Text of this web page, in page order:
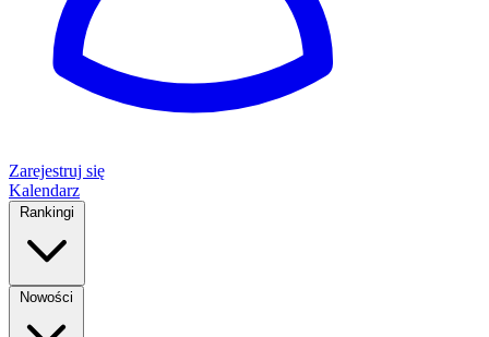
Zarejestruj się
Kalendarz
Rankingi
Nowości